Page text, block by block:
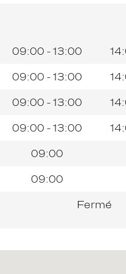
l’après-
09:00 - 13:00
09:00 - 13:00
09:00 - 13:00
09:00 - 13:00
09:00
09:00
Fermé